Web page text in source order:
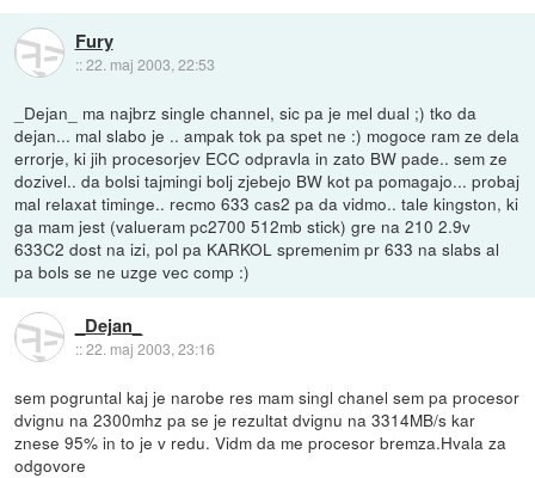
Fury
::22. maj 2003, 22:53
_Dejan_ ma najbrz single channel, sic pa je mel dual ;) tko da
dejan... mal slabo je .. ampak tok pa spet ne :) mogoce ram ze dela
errorje, ki jih procesorjev ECC odpravla in zato BW pade.. sem ze
dozivel.. da bolsi tajmingi bolj zjebejo BW kot pa pomagajo... probaj
mal relaxat timinge.. recmo 633 cas2 pa da vidmo.. tale kingston, ki
ga mam jest (valueram pc2700 512mb stick) gre na 210 2.9v
633C2 dost na izi, pol pa KARKOL spremenim pr 633 na slabs al
pa bols se ne uzge vec comp :)
_Dejan_
::22. maj 2003, 23:16
sem pogruntal kaj je narobe res mam singl chanel sem pa procesor
dvignu na 2300mhz pa se je rezultat dvignu na 3314MB/s kar
znese 95% in to je v redu. Vidm da me procesor bremza.Hvala za
odgovore